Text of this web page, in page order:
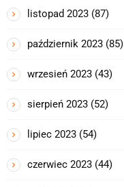
listopad 2023 (87)
październik 2023 (85)
wrzesień 2023 (43)
sierpień 2023 (52)
lipiec 2023 (54)
czerwiec 2023 (44)